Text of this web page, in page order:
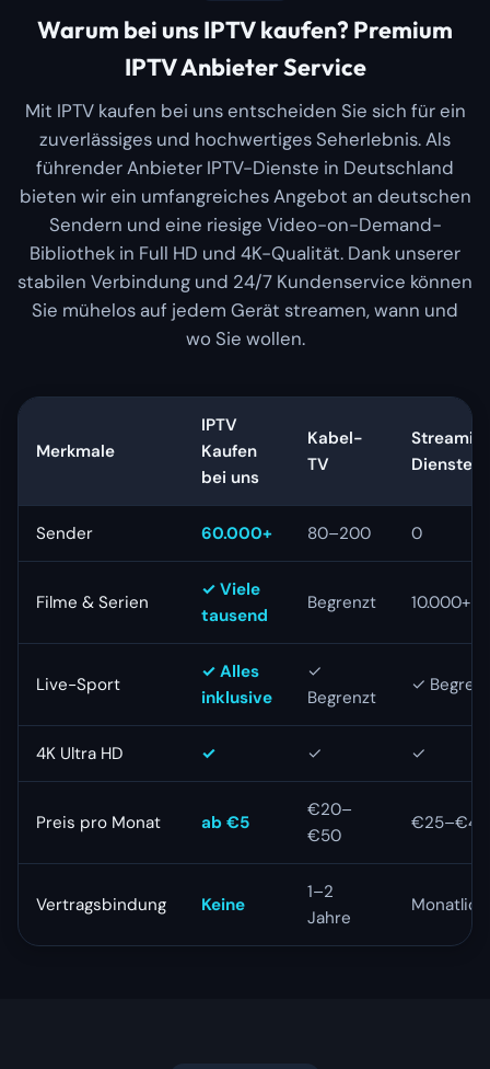
Warum bei uns IPTV kaufen? Premium
IPTV Anbieter Service
Mit IPTV kaufen bei uns entscheiden Sie sich für ein
zuverlässiges und hochwertiges Seherlebnis. Als
führender Anbieter IPTV-Dienste in Deutschland
bieten wir ein umfangreiches Angebot an deutschen
Sendern und eine riesige Video-on-Demand-
Bibliothek in Full HD und 4K-Qualität. Dank unserer
stabilen Verbindung und 24/7 Kundenservice können
Sie mühelos auf jedem Gerät streamen, wann und
wo Sie wollen.
Merkmale
IPTV
Kaufen
bei uns
Kabel-
TV
Dienste
Sender 60.000+ 80–200 0
Filme & Serien
✓ Viele
tausend
Begrenzt 10.000+
Live-Sport
✓ Alles
inklusive
✓
Begrenzt
✓
4K Ultra HD ✓ ✓ ✓
Preis pro Monat ab €5
€20–
€50
€25–€40
Vertragsbindung Keine
1–2
Jahre
Monatlich